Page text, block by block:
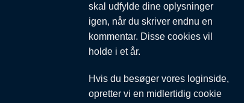
skal udfylde dine oplysninger
igen, når du skriver endnu en
kommentar. Disse cookies vil
holde i et år.
Hvis du besøger vores loginside,
opretter vi en midlertidig cookie